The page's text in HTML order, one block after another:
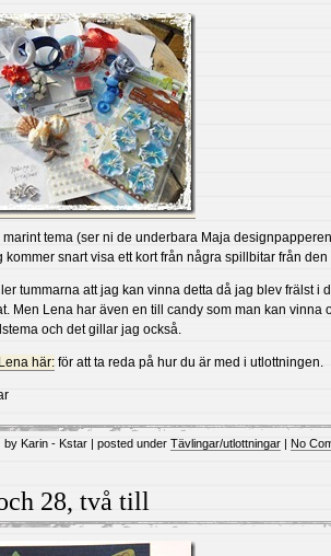
marint tema (ser ni de underbara Maja
kommer snart visa ett kort från några spillbitar från
tummarna att jag kan vinna detta då jag blev frälst i
Men Lena har även en till candy som man kan vinna
och det gillar jag också.
Lena här: för att ta reda på hur du är med i utlottningen.
by Karin - Kstar | posted under Tävlingar/utlottningar | No
28, två till